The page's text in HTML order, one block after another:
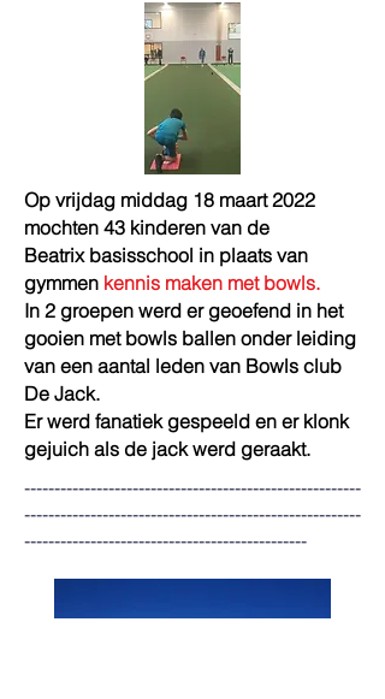
Op vrijdag middag 18 maart 2022
mochten 43 kinderen van de
Beatrix basisschool in plaats van
gymmen kennis maken met bowls.
In 2 groepen werd er geoefend in het
gooien met bowls ballen onder leiding
van een aantal leden van Bowls club
De Jack.
Er werd fanatiek gespeeld en er klonk
gejuich als de jack werd geraakt.
--------------------------------------------------------
--------------------------------------------------------
-----------------------------------------------